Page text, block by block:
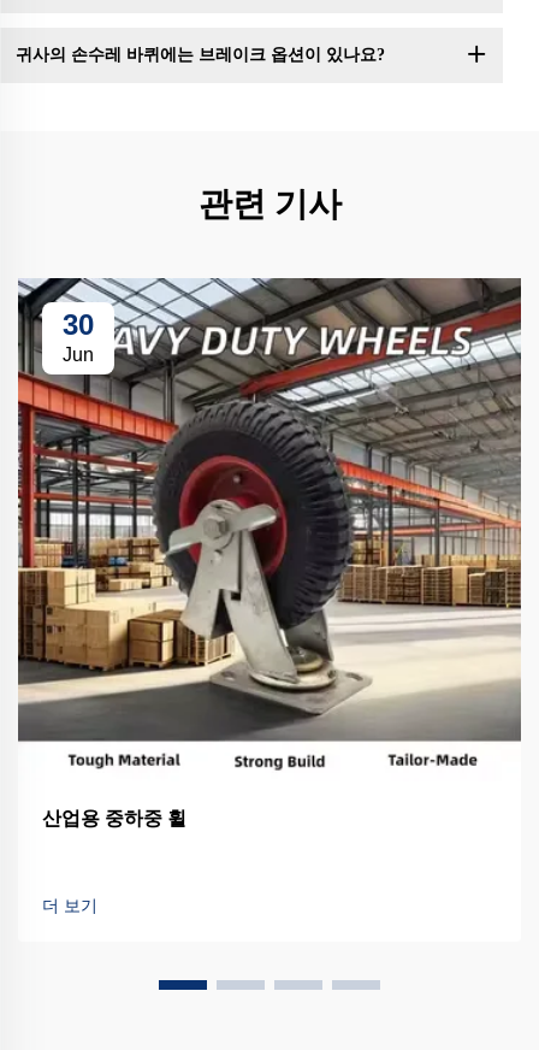
귀사의 손수레 바퀴에는 브레이크 옵션이 있나요?
관련 기사
30
Jun
산업용 중하중 휠
더 보기